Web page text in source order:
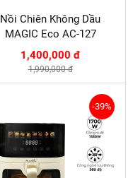
Nồi Chiên Không Dầu
MAGIC Eco AC-127
1,400,000 đ
1,990,000 đ
-39%